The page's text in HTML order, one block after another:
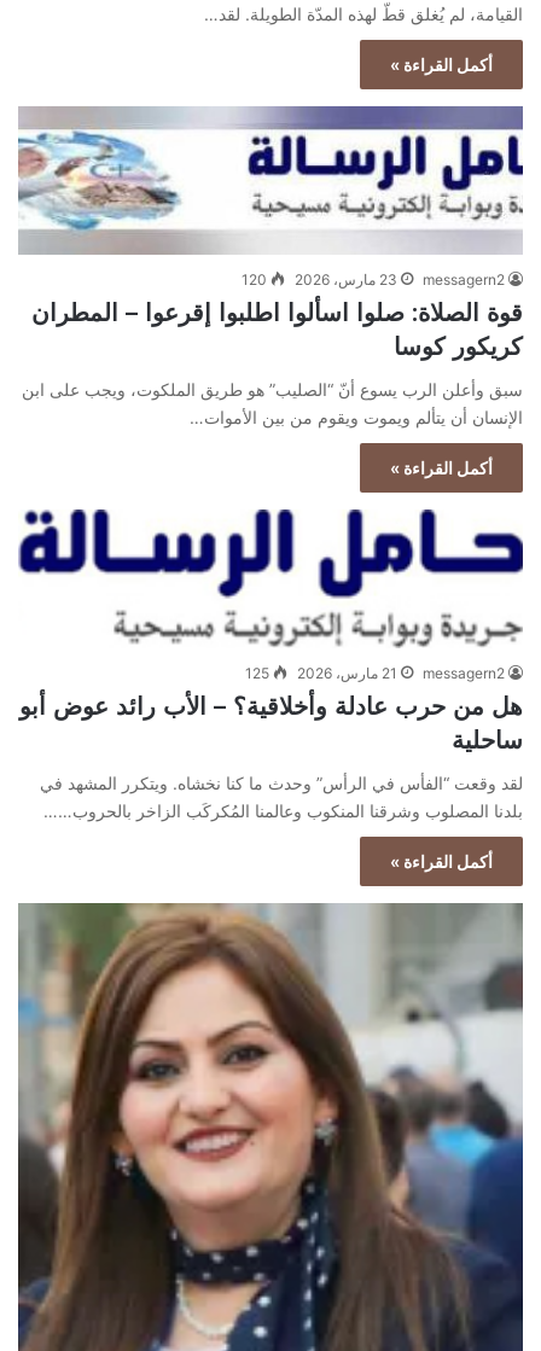
القيامة، لم يُغلق قطّ لهذه المدّة الطويلة. لقد…
أكمل القراءة »
messagern2 23 مارس، 2026 120
قوة الصلاة: صلوا اسألوا اطلبوا إقرعوا – المطران
كريكور كوسا
سبق وأعلن الرب يسوع أنّ “الصليب” هو طريق الملكوت، ويجب على ابن
الإنسان أن يتألم ويموت ويقوم من بين الأموات…
أكمل القراءة »
messagern2 21 مارس، 2026 125
هل من حرب عادلة وأخلاقية؟ – الأب رائد عوض أبو
ساحلية
لقد وقعت “الفأس في الرأس” وحدث ما كنا نخشاه. ويتكرر المشهد في
بلدنا المصلوب وشرقنا المنكوب وعالمنا المُكركَب الزاخر بالحروب……
أكمل القراءة »